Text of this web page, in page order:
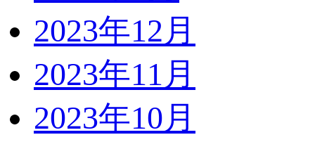
2023年12月
2023年11月
2023年10月